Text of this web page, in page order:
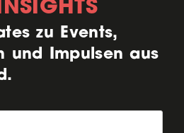
zu Events,
und Impulsen aus